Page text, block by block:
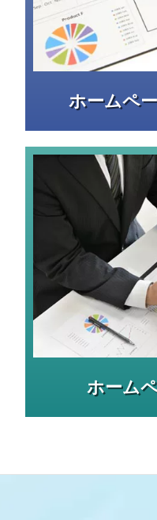
ホームペ
ホーム